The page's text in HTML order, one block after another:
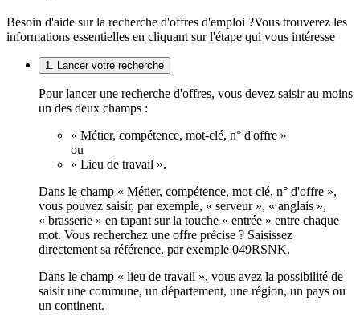
Besoin d'aide sur la recherche d'offres d'emploi ?Vous trouverez les
informations essentielles en cliquant sur l'étape qui vous intéresse
1. Lancer votre recherche
Pour lancer une recherche d'offres, vous devez saisir au moins
un des deux champs :
« Métier, compétence, mot-clé, n° d'offre »
ou
« Lieu de travail ».
Dans le champ « Métier, compétence, mot-clé, n° d'offre »,
vous pouvez saisir, par exemple, « serveur », « anglais »,
« brasserie » en tapant sur la touche « entrée » entre chaque
mot. Vous recherchez une offre précise ? Saisissez
directement sa référence, par exemple 049RSNK.
Dans le champ « lieu de travail », vous avez la possibilité de
saisir une commune, un département, une région, un pays ou
un continent.